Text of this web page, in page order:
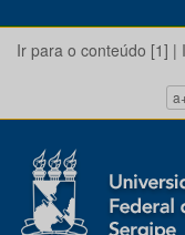
Ir para o conteúdo [1] |